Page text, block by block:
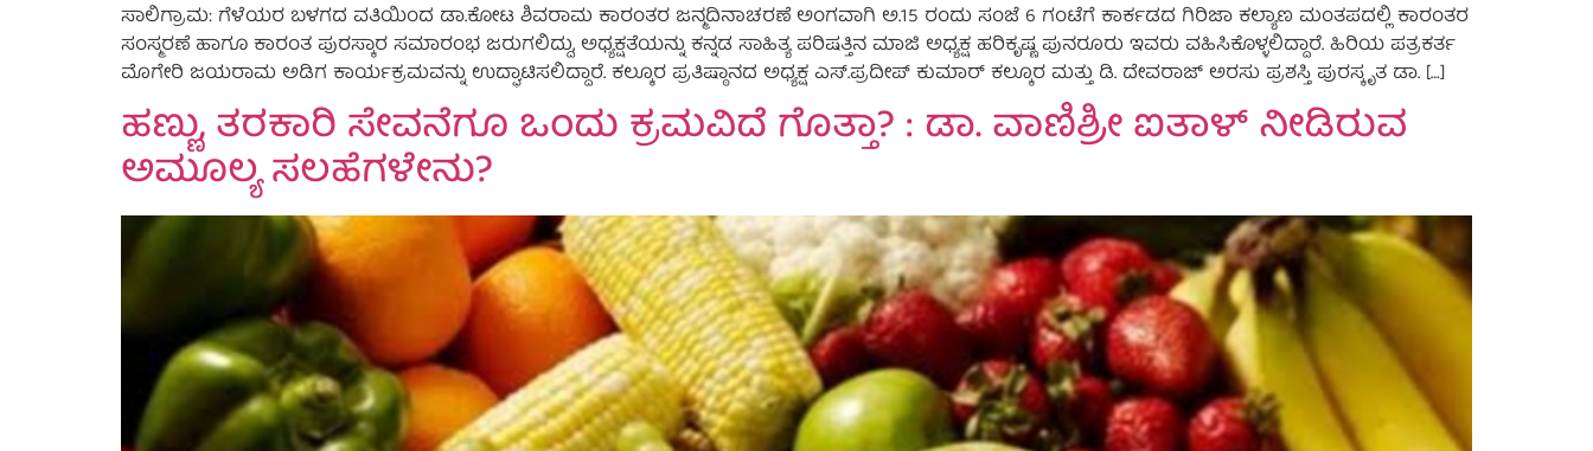
ಸಾಲಿಗ್ರಾಮ: ಗೆಳೆಯರ ಬಳಗದ ವತಿಯಿಂದ ಡಾ.ಕೋಟ ಶಿವರಾಮ ಕಾರಂತರ ಜನ್ಮದಿನಾಚರಣೆ ಅಂಗವಾಗಿ ಅ.15 ರಂದು ಸಂಜೆ 6 ಗಂಟೆಗೆ ಕಾರ್ಕಡದ ಗಿರಿಜಾ ಕಲ್ಯಾಣ ಮಂತಪದಲ್ಲಿ ಕಾರಂತರ
ಸಂಸ್ಮರಣೆ ಹಾಗೂ ಕಾರಂತ ಪುರಸ್ಕಾರ ಸಮಾರಂಭ ಜರುಗಲಿದ್ದು, ಅಧ್ಯಕ್ಷತೆಯನ್ನು ಕನ್ನಡ ಸಾಹಿತ್ಯ ಪರಿಷತ್ತಿನ ಮಾಜಿ ಅಧ್ಯಕ್ಷ ಹರಿಕೃಷ್ಣ ಪುನರೂರು ಇವರು ವಹಿಸಿಕೊಳ್ಳಲಿದ್ದಾರೆ. ಹಿರಿಯ ಪತ್ರಕರ್ತ
ಮೊಗೇರಿ ಜಯರಾಮ ಅಡಿಗ ಕಾರ್ಯಕ್ರಮವನ್ನು ಉದ್ಘಾಟಿಸಲಿದ್ದಾರೆ. ಕಲ್ಕೂರ ಪ್ರತಿಷ್ಠಾನದ ಅಧ್ಯಕ್ಷ ಎಸ್.ಪ್ರದೀಪ್ ಕುಮಾರ್ ಕಲ್ಕೂರ ಮತ್ತು ಡಿ. ದೇವರಾಜ್ ಅರಸು ಪ್ರಶಸ್ತಿ ಪುರಸ್ಕೃತ ಡಾ. […]
ಹಣ್ಣು, ತರಕಾರಿ ಸೇವನೆಗೂ ಒಂದು ಕ್ರಮವಿದೆ ಗೊತ್ತಾ? : ಡಾ. ವಾಣಿಶ್ರೀ ಐತಾಳ್ ನೀಡಿರುವ
ಅಮೂಲ್ಯ ಸಲಹೆಗಳೇನು?